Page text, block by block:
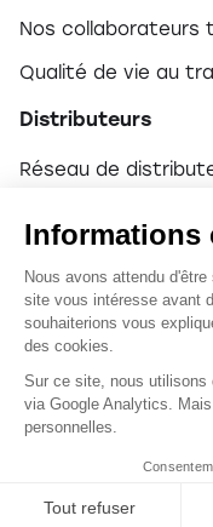
Nos collaborateurs
Qualité de vie au
Distributeurs
Réseau de
© 2026 ESII
Informations
Nous avons attendu
site vous intéresse avant
souhaiterions vous
des cookies.
Sur ce site, nous utilisons
via Google Analytics.
personnelles.
Tout refuser